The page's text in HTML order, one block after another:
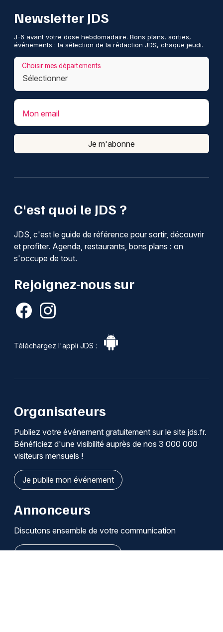
C'est quoi le JDS ?
JDS, c'est le guide de référence pour sortir, découvrir
et profiter. Agenda, restaurants, bons plans : on
s'occupe de tout.
Rejoignez-nous sur
Téléchargez l'appli JDS :
Newsletter JDS
J-6 avant votre dose hebdomadaire. Bons plans, sorties,
événements : la sélection de la rédaction JDS, chaque jeudi.
Choisir mes départements
Mon email
Je m'abonne
Organisateurs
Publiez votre événement gratuitement sur le site jds.fr.
Bénéficiez d'une visibilité auprès de nos 3 000 000
visiteurs mensuels !
Je publie mon événement
Annonceurs
Discutons ensemble de votre communication